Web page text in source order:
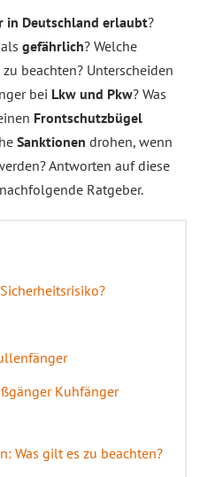
in Deutschland erlaubt?
gefährlich? Welche
beachten? Unterscheiden
bei Lkw und Pkw? Was
Frontschutzbügel
Sanktionen drohen, wenn
Antworten auf diese
Ratgeber.
Kuhfänger
Was gilt es zu beachten?